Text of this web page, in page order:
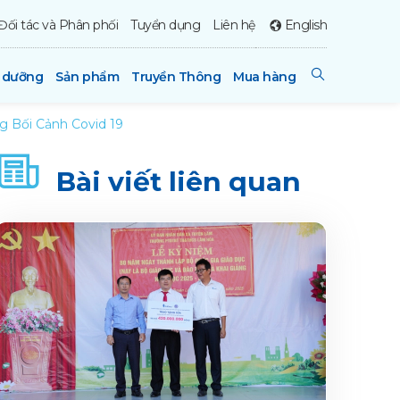
tác và Phân phối Tuyển dụng Liên hệ English
Sản phẩm Truyền Thông Mua hàng
Bối Cảnh Covid 19
Bài viết liên quan